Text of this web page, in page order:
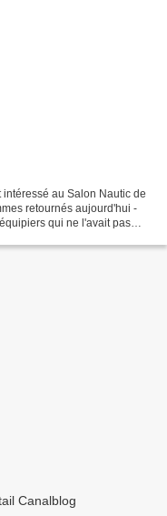
au Salon Nautic de
retournés aujourd'hui -
qui ne l'avait pas
Canalblog